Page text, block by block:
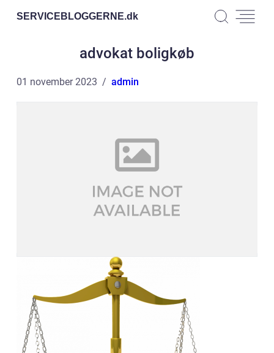
SERVICEBLOGGERNE.dk
advokat boligkøb
01 november 2023 admin